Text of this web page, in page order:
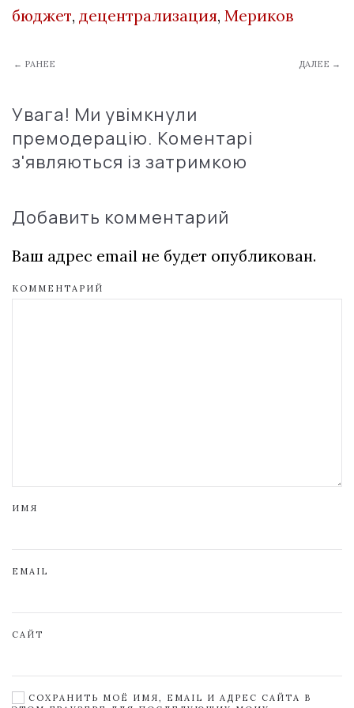
бюджет, децентрализация, Мериков
← РАНЕЕ ДАЛЕЕ →
Увага! Ми увімкнули
премодерацію. Коментарі
з'являються із затримкою
Добавить комментарий
Ваш адрес email не будет опубликован.
КОММЕНТАРИЙ
ИМЯ
EMAIL
САЙТ
СОХРАНИТЬ МОЁ ИМЯ, EMAIL И АДРЕС САЙТА В